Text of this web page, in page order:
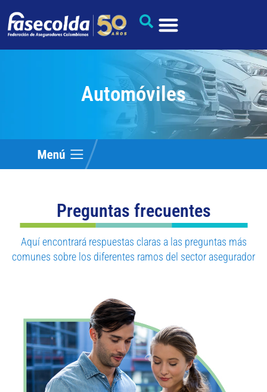
Automóviles
Preguntas frecuentes
Aquí encontrará respuestas claras a las preguntas más
comunes sobre los diferentes ramos del sector asegurador